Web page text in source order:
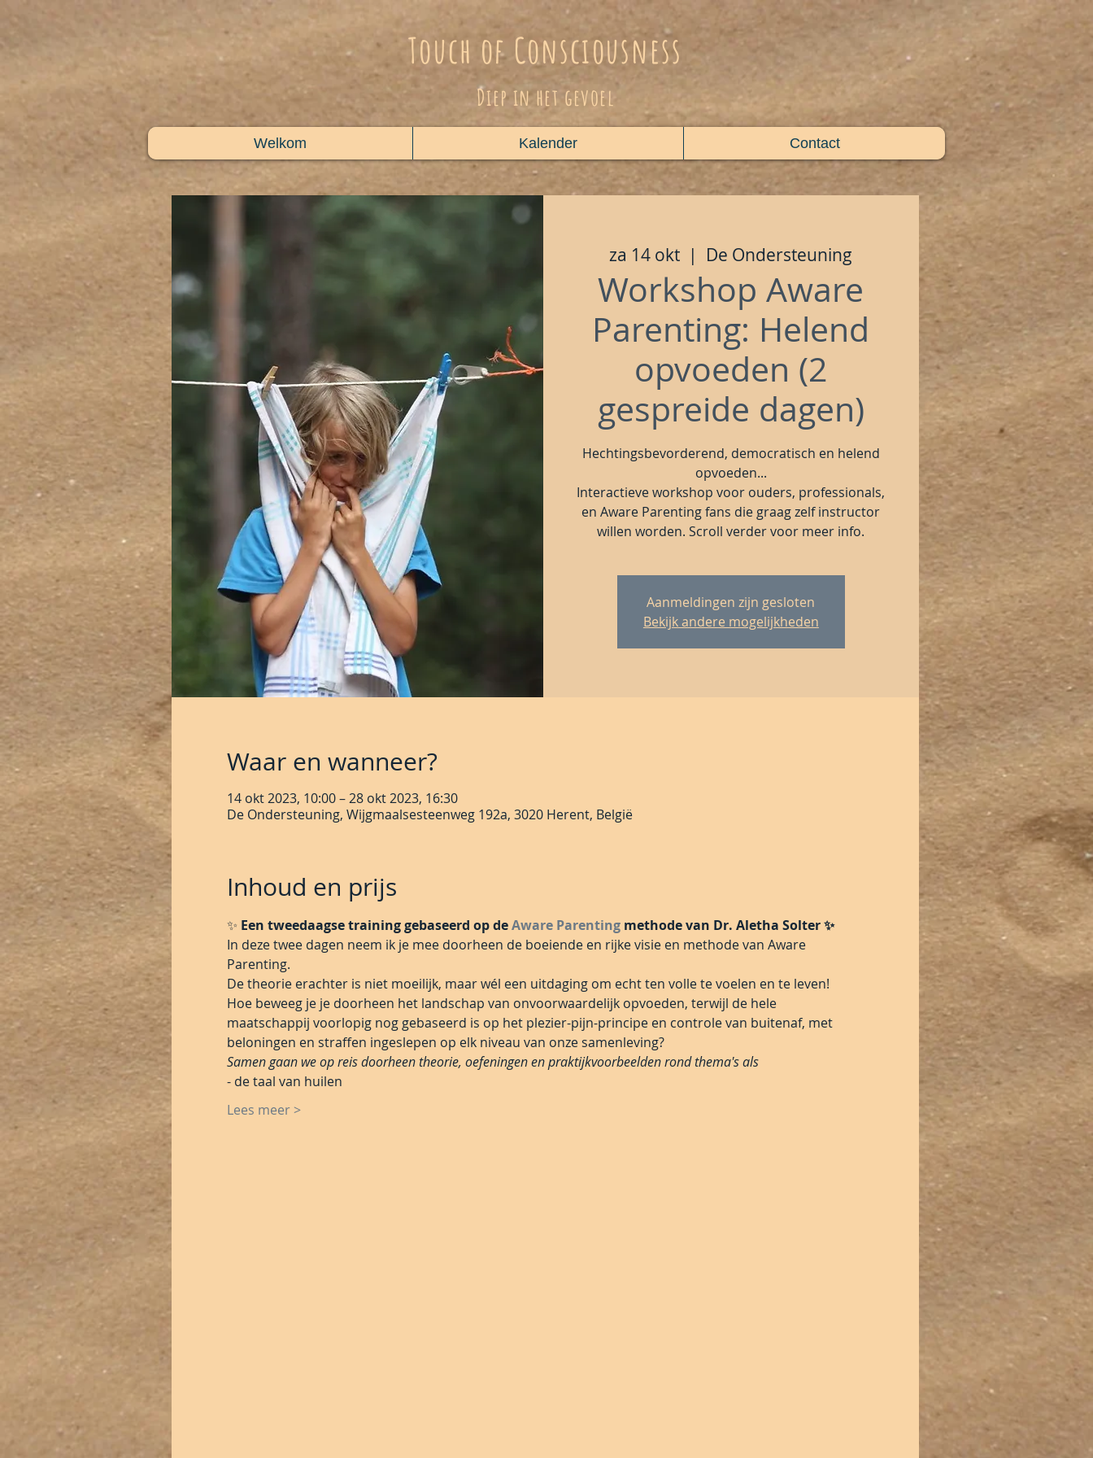
Touch of Consciousness
Diep in het gevoel
Welkom Kalender Contact
za 14 okt
  |
De Ondersteuning
Workshop Aware
Parenting: Helend
opvoeden (2
gespreide dagen)
Hechtingsbevorderend, democratisch en helend
opvoeden...
Interactieve workshop voor ouders, professionals,
en Aware Parenting fans die graag zelf instructor
willen worden. Scroll verder voor meer info.
Aanmeldingen zijn gesloten
Bekijk andere mogelijkheden
Waar en wanneer?
14 okt 2023, 10:00 – 28 okt 2023, 16:30
De Ondersteuning, Wijgmaalsesteenweg 192a, 3020 Herent, België
Inhoud en prijs
✨ Een tweedaagse training gebaseerd op de Aware Parenting methode van Dr. Aletha Solter ✨
In deze twee dagen neem ik je mee doorheen de boeiende en rijke visie en methode van Aware
Parenting.
De theorie erachter is niet moeilijk, maar wél een uitdaging om echt ten volle te voelen en te leven!
Hoe beweeg je je doorheen het landschap van onvoorwaardelijk opvoeden, terwijl de hele
maatschappij voorlopig nog gebaseerd is op het plezier-pijn-principe en controle van buitenaf, met
beloningen en straffen ingeslepen op elk niveau van onze samenleving?
Samen gaan we op reis doorheen theorie, oefeningen en praktijkvoorbeelden rond thema's als
- de taal van huilen
Lees meer >